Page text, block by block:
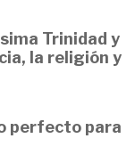
Trinidad y
la religión y
perfecto para